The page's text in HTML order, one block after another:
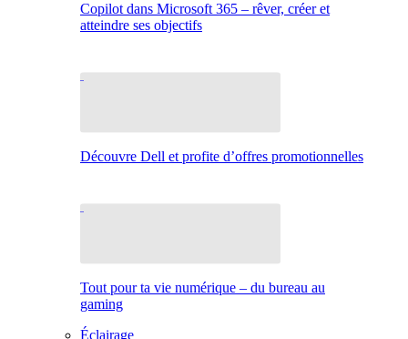
Copilot dans Microsoft 365 – rêver, créer et
atteindre ses objectifs
Découvre Dell et profite d’offres promotionnelles
Tout pour ta vie numérique – du bureau au
gaming
Éclairage